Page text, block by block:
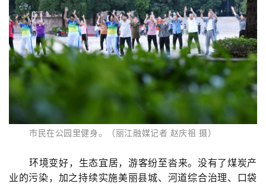
市民在公园里健身。（丽江融媒记者 赵庆祖 摄）
环境变好，生态宜居，游客纷至沓来。没有了煤炭产
业的污染，加之持续实施美丽县城、河道综合治理、口袋